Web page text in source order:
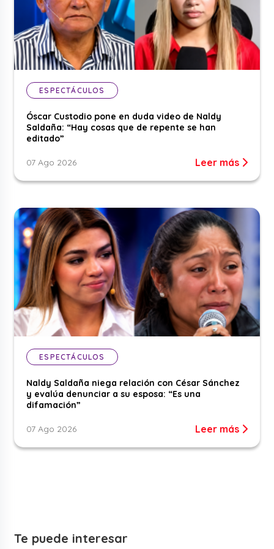
ESPECTÁCULOS
Óscar Custodio pone en duda video de Naldy
Saldaña: “Hay cosas que de repente se han
editado”
07 Ago 2026 Leer más
ESPECTÁCULOS
Naldy Saldaña niega relación con César Sánchez
y evalúa denunciar a su esposa: “Es una
difamación”
07 Ago 2026 Leer más
Te puede interesar